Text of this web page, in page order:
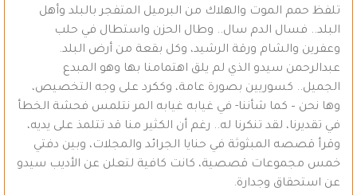
تلفظ حمم الموت والهلاك من البرميل المتفجر بالبلد وأهل
البلد.. فسال الدم سال.. وطال الحزن واستطال في حلب
وعفرين والشام ورقة الرشيد، وكل بقعة من أرض البلد.
عبدالرحمن سيدو الذي لم يلق اهتمامنا بها وهو المبدع
الجميل.. كسوريين بصورة عامة، وككرد على وجه التخصيص،
وها نحن – كما شأننا- في غيابه غيابه المر نتلمس فحشة الخطأ
في تقديرنا، لقد تنكرنا له.. رغم أن الكثير منا قد تتلمذ على يديه،
وقرأ قصصه المبثوثة في حنايا الجرائد والمجلات، وبين دفتي
خمس مجموعات قصصية، كانت كافية لتعلن عن الأديب سيدو
عن استحقاق وجدارة.